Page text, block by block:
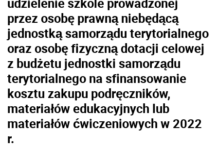
przez osobę prawną niebędącą
jednostką samorządu terytorialnego
oraz osobę fizyczną dotacji celowej
z budżetu jednostki samorządu
terytorialnego na sfinansowanie
kosztu zakupu podręczników,
materiałów edukacyjnych lub
materiałów ćwiczeniowych w 2022
r.